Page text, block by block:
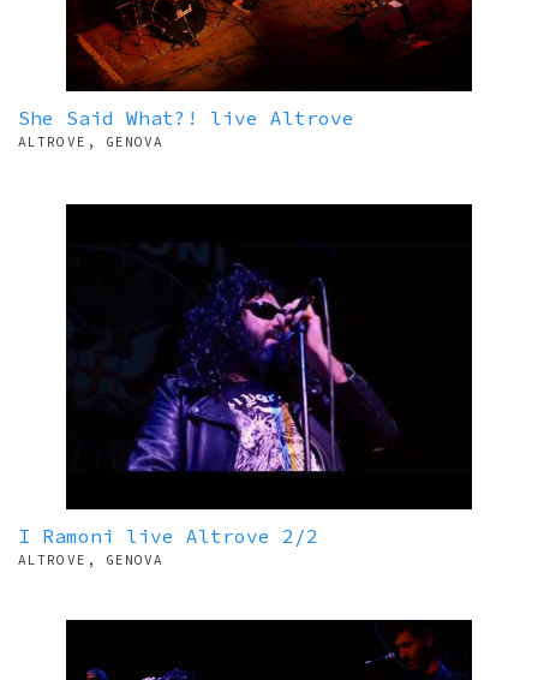
She Said What?! live Altrove
ALTROVE, GENOVA
I Ramoni live Altrove 2/2
ALTROVE, GENOVA